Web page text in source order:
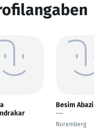
Besim Abazi
---
Nuremberg